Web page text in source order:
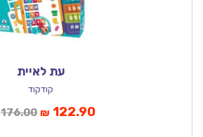
עת לאיית
קודקוד
176.00המחיר
₪ 122.90המחיר